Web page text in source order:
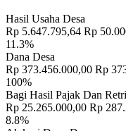
Hasil Usaha Desa
Rp 5.647.795,64 Rp
11.3%
Dana Desa
Rp 373.456.000,00 Rp
100%
Bagi Hasil Pajak Dan
Rp 25.265.000,00 Rp
8.8%